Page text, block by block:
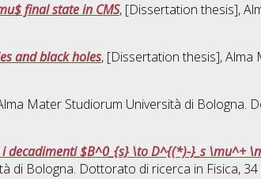
final state in CMS, [Dissertation thesis],
and black holes, [Dissertation thesis], Alma
Mater Studiorum Università di Bologna.
$B^0_{s} \to D^{(*)-}_s \mu^+
di Bologna. Dottorato di ricerca in Fisica,